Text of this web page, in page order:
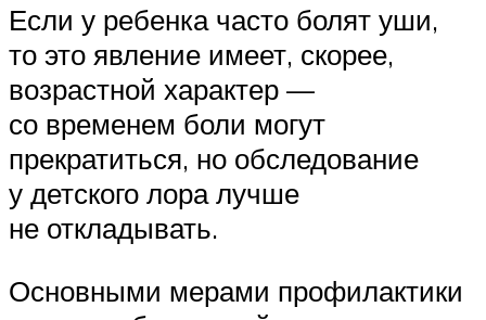
Если у ребенка часто болят уши,
то это явление имеет, скорее,
возрастной характер —
со временем боли могут
прекратиться, но обследование
у детского лора лучше
не откладывать.
Основными мерами профилактики